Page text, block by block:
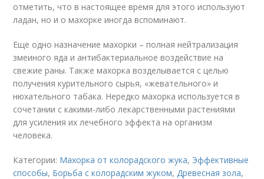
отметить, что в настоящее время для этого используют
ладан, но и о махорке иногда вспоминают.
Еще одно назначение махорки – полная нейтрализация
змеиного яда и антибактериальное воздействие на
свежие раны. Также махорка возделывается с целью
получения курительного сырья, «жевательного» и
нюхательного табака. Нередко махорка используется в
сочетании с какими-либо лекарственными растениями
для усиления их лечебного эффекта на организм
человека.
Категории: Махорка от колорадского жука, Эффективные
способы, Борьба с колорадским жуком,Древесная зола,